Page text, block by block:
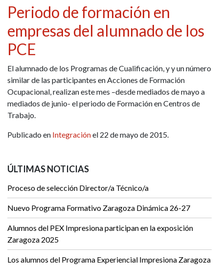
Periodo de formación en
empresas del alumnado de los
PCE
El alumnado de los Programas de Cualificación, y y un número
similar de las participantes en Acciones de Formación
Ocupacional, realizan este mes –desde mediados de mayo a
mediados de junio- el periodo de Formación en Centros de
Trabajo.
Publicado en Integraciónel 22 de mayo de 2015.
ÚLTIMAS NOTICIAS
Proceso de selección Director/a Técnico/a
Nuevo Programa Formativo Zaragoza Dinámica 26-27
Alumnos del PEX Impresiona participan en la exposición
Zaragoza 2025
Los alumnos del Programa Experiencial Impresiona Zaragoza